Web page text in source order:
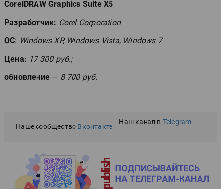
CorelDRAW Graphics Suite X5
Разработчик: Corel Corporation
ОС: Windows XP, Windows Vista, Windows 7
Цена: 17 300 руб.;
обновление — 8 700 руб.
Наше сообщество Вконтакте
Наш канал в Telegram